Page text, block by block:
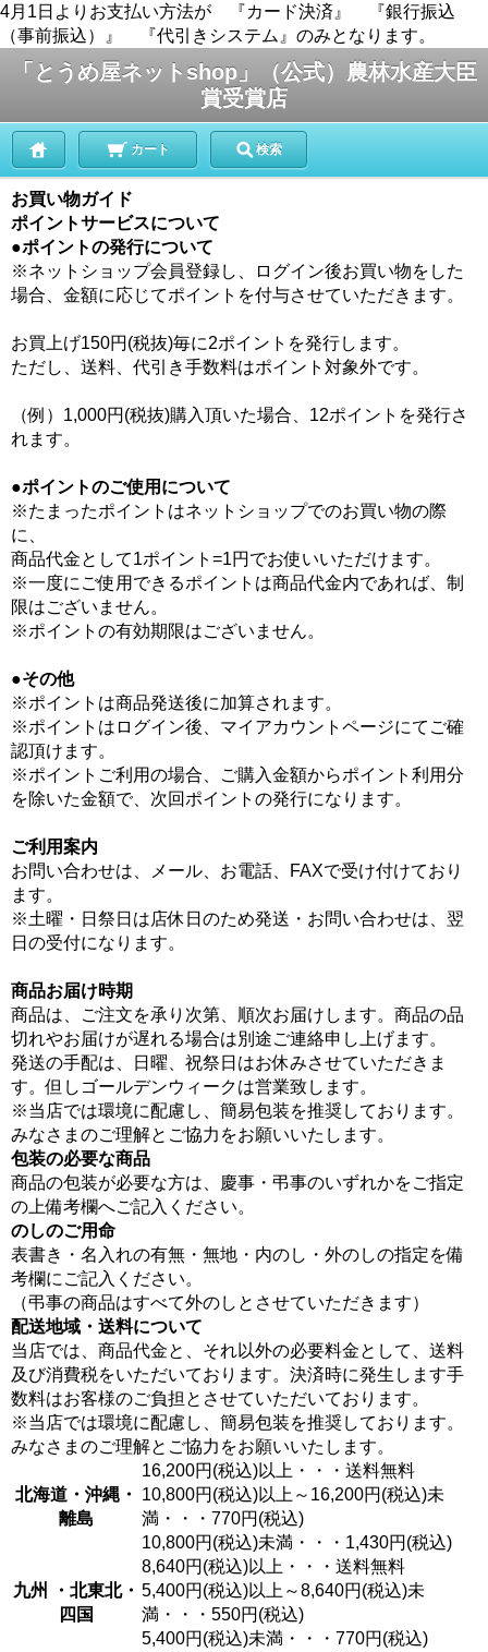
4月1日よりお支払い方法が 『カード決済』 『銀行振込
（事前振込）』 『代引きシステム』のみとなります。
「とうめ屋ネットshop」（公式）農林水産大臣
賞受賞店
カート 検索
お買い物ガイド
ポイントサービスについて
●ポイントの発行について
※ネットショップ会員登録し、ログイン後お買い物をした
場合、金額に応じてポイントを付与させていただきます。
お買上げ150円(税抜)毎に2ポイントを発行します。
ただし、送料、代引き手数料はポイント対象外です。
（例）1,000円(税抜)購入頂いた場合、12ポイントを発行さ
れます。
●ポイントのご使用について
※たまったポイントはネットショップでのお買い物の際
に、
商品代金として1ポイント=1円でお使いいただけます。
※一度にご使用できるポイントは商品代金内であれば、制
限はございません。
※ポイントの有効期限はございません。
●その他
※ポイントは商品発送後に加算されます。
※ポイントはログイン後、マイアカウントページにてご確
認頂けます。
※ポイントご利用の場合、ご購入金額からポイント利用分
を除いた金額で、次回ポイントの発行になります。
ご利用案内
お問い合わせは、メール、お電話、FAXで受け付けており
ます。
※土曜・日祭日は店休日のため発送・お問い合わせは、翌
日の受付になります。
商品お届け時期
商品は、ご注文を承り次第、順次お届けします。商品の品
切れやお届けが遅れる場合は別途ご連絡申し上げます。
発送の手配は、日曜、祝祭日はお休みさせていただきま
す。但しゴールデンウィークは営業致します。
※当店では環境に配慮し、簡易包装を推奨しております。
みなさまのご理解とご協力をお願いいたします。
包装の必要な商品
商品の包装が必要な方は、慶事・弔事のいずれかをご指定
の上備考欄へご記入ください。
のしのご用命
表書き・名入れの有無・無地・内のし・外のしの指定を備
考欄にご記入ください。
（弔事の商品はすべて外のしとさせていただきます）
配送地域・送料について
当店では、商品代金と、それ以外の必要料金として、送料
及び消費税をいただいております。決済時に発生します手
数料はお客様のご負担とさせていただいております。
※当店では環境に配慮し、簡易包装を推奨しております。
みなさまのご理解とご協力をお願いいたします。
北海道・沖縄・
離島
16,200円(税込)以上・・・送料無料
10,800円(税込)以上～16,200円(税込)未
満・・・770円(税込)
10,800円(税込)未満・・・1,430円(税込)
九州 ・北東北・
四国
8,640円(税込)以上・・・送料無料
5,400円(税込)以上～8,640円(税込)未
満・・・550円(税込)
5,400円(税込)未満・・・770円(税込)